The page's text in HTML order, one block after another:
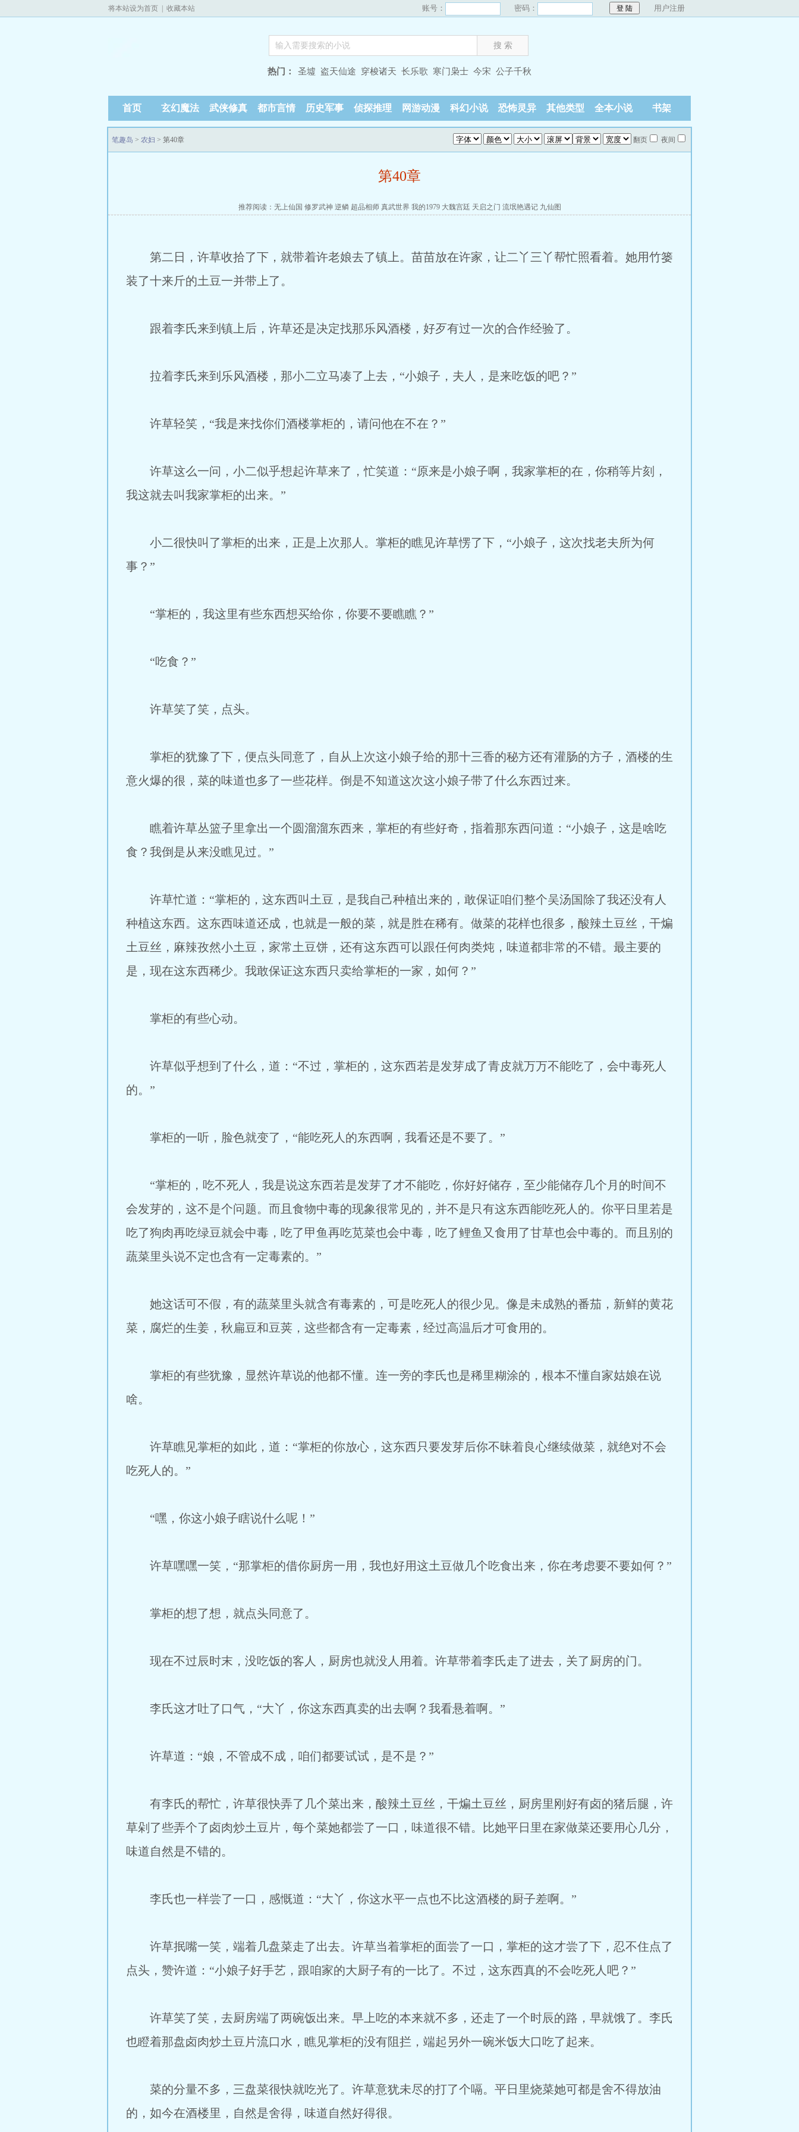
将本站设为首页 收藏本站 账号： 密码： 用户注册
热门： 圣墟 盗天仙途 穿梭诸天 长乐歌 寒门枭士 今宋 公子千秋
首页 玄幻魔法 武侠修真 都市言情 历史军事 侦探推理 网游动漫 科幻小说 恐怖灵异 其他类型 全本小说 书架
笔趣岛 > 农妇 > 第40章 翻页 夜间
第40章
推荐阅读： 无上仙国 修罗武神 逆鳞 超品相师 真武世界 我的1979 大魏宫廷 天启之门 流氓艳遇记 九仙图
第二日，许草收拾了下，就带着许老娘去了镇上。苗苗放在许家，让二丫三丫帮忙照看着。她用竹篓
装了十来斤的土豆一并带上了。
跟着李氏来到镇上后，许草还是决定找那乐风酒楼，好歹有过一次的合作经验了。
拉着李氏来到乐风酒楼，那小二立马凑了上去，“小娘子，夫人，是来吃饭的吧？”
许草轻笑，“我是来找你们酒楼掌柜的，请问他在不在？”
许草这么一问，小二似乎想起许草来了，忙笑道：“原来是小娘子啊，我家掌柜的在，你稍等片刻，
我这就去叫我家掌柜的出来。”
小二很快叫了掌柜的出来，正是上次那人。掌柜的瞧见许草愣了下，“小娘子，这次找老夫所为何
事？”
“掌柜的，我这里有些东西想买给你，你要不要瞧瞧？”
“吃食？”
许草笑了笑，点头。
掌柜的犹豫了下，便点头同意了，自从上次这小娘子给的那十三香的秘方还有灌肠的方子，酒楼的生
意火爆的很，菜的味道也多了一些花样。倒是不知道这次这小娘子带了什么东西过来。
瞧着许草丛篮子里拿出一个圆溜溜东西来，掌柜的有些好奇，指着那东西问道：“小娘子，这是啥吃
食？我倒是从来没瞧见过。”
许草忙道：“掌柜的，这东西叫土豆，是我自己种植出来的，敢保证咱们整个吴汤国除了我还没有人
种植这东西。这东西味道还成，也就是一般的菜，就是胜在稀有。做菜的花样也很多，酸辣土豆丝，干煸
土豆丝，麻辣孜然小土豆，家常土豆饼，还有这东西可以跟任何肉类炖，味道都非常的不错。最主要的
是，现在这东西稀少。我敢保证这东西只卖给掌柜的一家，如何？”
掌柜的有些心动。
许草似乎想到了什么，道：“不过，掌柜的，这东西若是发芽成了青皮就万万不能吃了，会中毒死人
的。”
掌柜的一听，脸色就变了，“能吃死人的东西啊，我看还是不要了。”
“掌柜的，吃不死人，我是说这东西若是发芽了才不能吃，你好好储存，至少能储存几个月的时间不
会发芽的，这不是个问题。而且食物中毒的现象很常见的，并不是只有这东西能吃死人的。你平日里若是
吃了狗肉再吃绿豆就会中毒，吃了甲鱼再吃苋菜也会中毒，吃了鲤鱼又食用了甘草也会中毒的。而且别的
蔬菜里头说不定也含有一定毒素的。”
她这话可不假，有的蔬菜里头就含有毒素的，可是吃死人的很少见。像是未成熟的番茄，新鲜的黄花
菜，腐烂的生姜，秋扁豆和豆荚，这些都含有一定毒素，经过高温后才可食用的。
掌柜的有些犹豫，显然许草说的他都不懂。连一旁的李氏也是稀里糊涂的，根本不懂自家姑娘在说
啥。
许草瞧见掌柜的如此，道：“掌柜的你放心，这东西只要发芽后你不昧着良心继续做菜，就绝对不会
吃死人的。”
“嘿，你这小娘子瞎说什么呢！”
许草嘿嘿一笑，“那掌柜的借你厨房一用，我也好用这土豆做几个吃食出来，你在考虑要不要如何？”
掌柜的想了想，就点头同意了。
现在不过辰时末，没吃饭的客人，厨房也就没人用着。许草带着李氏走了进去，关了厨房的门。
李氏这才吐了口气，“大丫，你这东西真卖的出去啊？我看悬着啊。”
许草道：“娘，不管成不成，咱们都要试试，是不是？”
有李氏的帮忙，许草很快弄了几个菜出来，酸辣土豆丝，干煸土豆丝，厨房里刚好有卤的猪后腿，许
草剁了些弄个了卤肉炒土豆片，每个菜她都尝了一口，味道很不错。比她平日里在家做菜还要用心几分，
味道自然是不错的。
李氏也一样尝了一口，感慨道：“大丫，你这水平一点也不比这酒楼的厨子差啊。”
许草抿嘴一笑，端着几盘菜走了出去。许草当着掌柜的面尝了一口，掌柜的这才尝了下，忍不住点了
点头，赞许道：“小娘子好手艺，跟咱家的大厨子有的一比了。不过，这东西真的不会吃死人吧？”
许草笑了笑，去厨房端了两碗饭出来。早上吃的本来就不多，还走了一个时辰的路，早就饿了。李氏
也瞪着那盘卤肉炒土豆片流口水，瞧见掌柜的没有阻拦，端起另外一碗米饭大口吃了起来。
菜的分量不多，三盘菜很快就吃光了。许草意犹未尽的打了个嗝。平日里烧菜她可都是舍不得放油
的，如今在酒楼里，自然是舍得，味道自然好得很。